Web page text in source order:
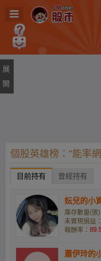
遊戲
個股英雄榜："能率
目前持有 曾經持有
妘兒的小
庫存數量(張
未實現損益：
報酬率：
蕭伊玲的